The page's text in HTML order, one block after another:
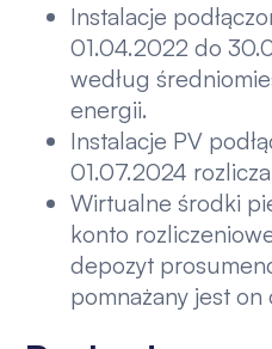
Instalacje
01.04.2022 do
według
energii.
Instalacje PV
01.07.2024
Wirtualne środki
konto
depozyt
pomnażany jest on